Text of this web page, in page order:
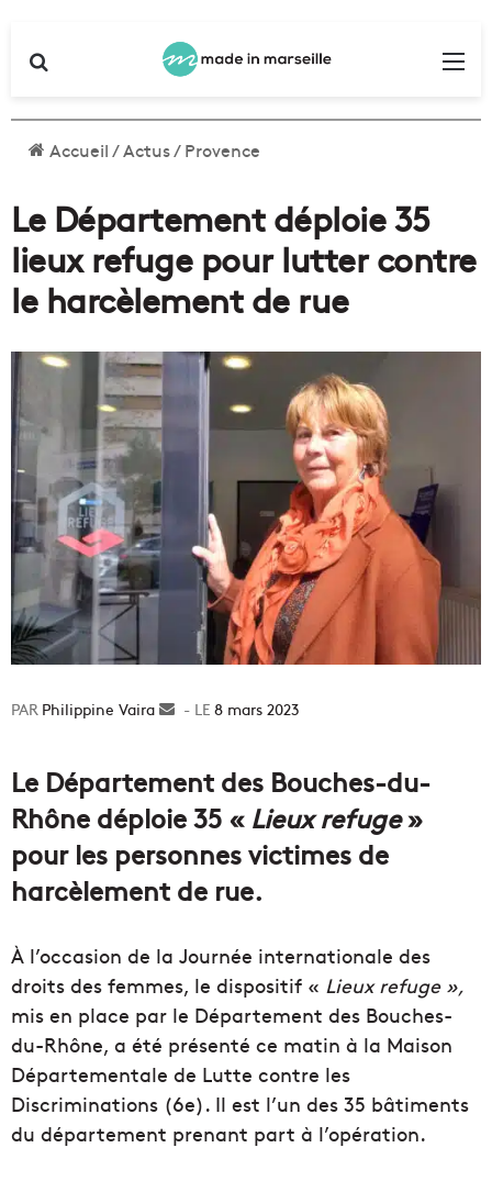
Accueil/Actus/Provence
Le Département déploie 35
lieux refuge pour lutter contre
le harcèlement de rue
Philippine Vaira
Envoyer8 mars 2023
Le Département des Bouches-du-
Rhône déploie 35 « Lieux refuge»
pour les personnes victimes de
harcèlement de rue.
À l’occasion de la Journée internationale des
droits des femmes, le dispositif « Lieux refuge »,
mis en place par le Département des Bouches-
du-Rhône, a été présenté ce matin à la Maison
Départementale de Lutte contre les
Discriminations (6e). Il est l’un des 35 bâtiments
du département prenant part à l’opération.